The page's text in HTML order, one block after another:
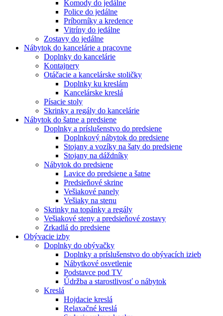
Komody do jedálne
Police do jedálne
Príborníky a kredence
Vitríny do jedálne
Zostavy do jedálne
Nábytok do kancelárie a pracovne
Doplnky do kancelárie
Kontajnery
Otáčacie a kancelárske stoličky
Doplnky ku kreslám
Kancelárske kreslá
Písacie stoly
Skrinky a regály do kancelárie
Nábytok do šatne a predsiene
Doplnky a príslušenstvo do predsiene
Doplnkový nábytok do predsiene
Stojany a vozíky na šaty do predsiene
Stojany na dáždníky
Nábytok do predsiene
Lavice do predsiene a šatne
Predsieňové skrine
Vešiakové panely
Vešiaky na stenu
Skrinky na topánky a regály
Vešiakové steny a predsieňové zostavy
Zrkadlá do predsiene
Obývacie izby
Doplnky do obývačky
Doplnky a príslušenstvo do obývacích izieb
Nábytkové osvetlenie
Podstavce pod TV
Údržba a starostlivosť o nábytok
Kreslá
Hojdacie kreslá
Relaxačné kreslá